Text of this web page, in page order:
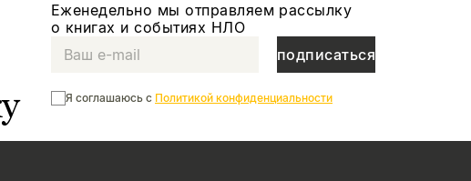
Еженедельно мы отправляем рассылку
о книгах и событиях НЛО
подписаться
Я соглашаюсь с Политикой конфиденциальности